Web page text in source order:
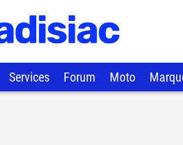
Services Forum Moto